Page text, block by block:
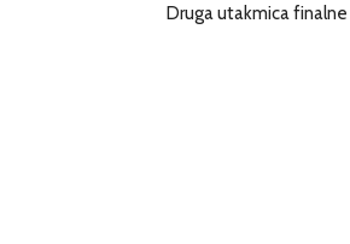
Druga utakmica